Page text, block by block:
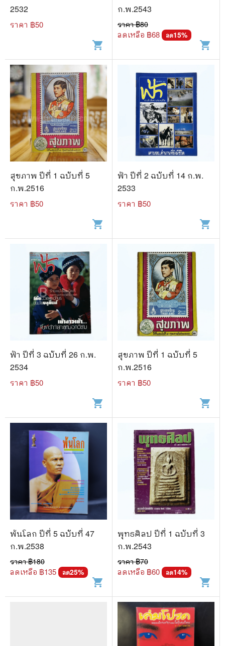
2532
ราคา ฿50
shopping_cart
ก.พ.2543
ราคา ฿80
ลดเหลือ ฿68 ลด15%
shopping_cart
สุขภาพ ปีที่ 1 ฉบับที่ 5
ก.พ.2516
ราคา ฿50
shopping_cart
ฟ้า ปีที่ 2 ฉบับที่ 14 ก.พ.
2533
ราคา ฿50
shopping_cart
ฟ้า ปีที่ 3 ฉบับที่ 26 ก.พ.
2534
ราคา ฿50
shopping_cart
สุขภาพ ปีที่ 1 ฉบับที่ 5
ก.พ.2516
ราคา ฿50
shopping_cart
พ้นโลก ปีที่ 5 ฉบับที่ 47
ก.พ.2538
ราคา ฿180
ลดเหลือ ฿135 ลด25%
shopping_cart
พุทธศิลป ปีที่ 1 ฉบับที่ 3
ก.พ.2543
ราคา ฿70
ลดเหลือ ฿60 ลด14%
shopping_cart